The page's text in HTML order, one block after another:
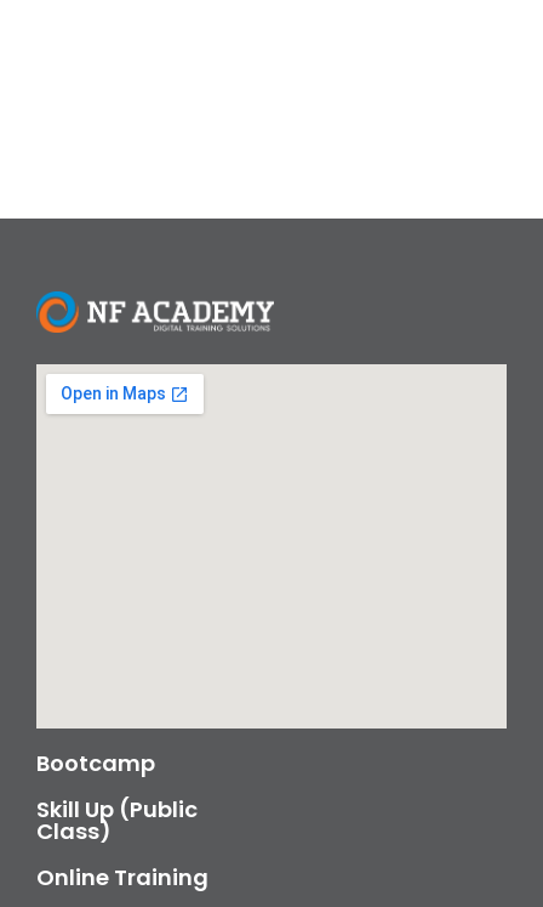
Bootcamp
Skill Up (Public
Class)
Online Training